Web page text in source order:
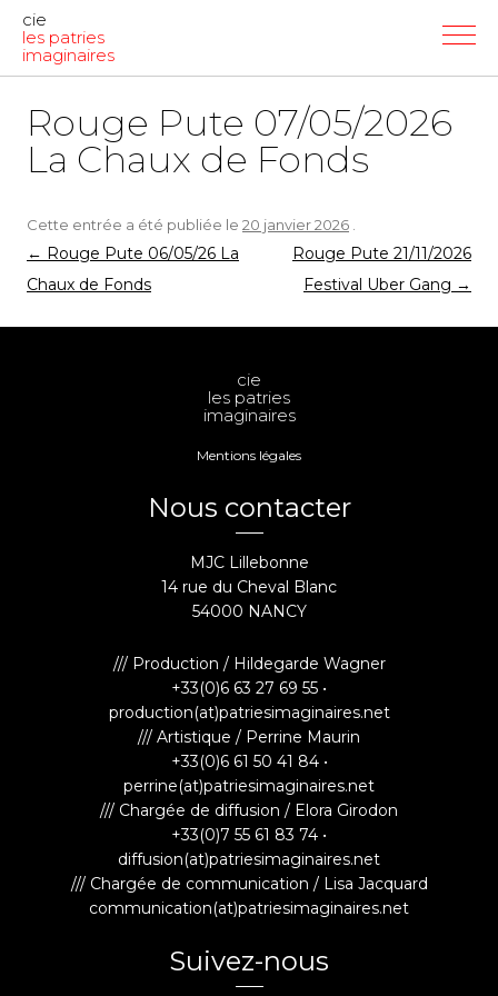
cie
les patries
imaginaires
Rouge Pute 07/05/2026
La Chaux de Fonds
Cette entrée a été publiée le 20 janvier 2026
Navigation
des
articles
← Rouge Pute 06/05/26 La
Chaux de Fonds
Rouge Pute 21/11/2026
Festival Uber Gang →
cie
les patries
imaginaires
Mentions légales
Nous contacter
MJC Lillebonne
14 rue du Cheval Blanc
54000 NANCY
/// Production / Hildegarde Wagner
+33(0)6 63 27 69 55 •
production(at)patriesimaginaires.net
/// Artistique / Perrine Maurin
+33(0)6 61 50 41 84 •
perrine(at)patriesimaginaires.net
/// Chargée de diffusion / Elora Girodon
+33(0)7 55 61 83 74 •
diffusion(at)patriesimaginaires.net
/// Chargée de communication / Lisa Jacquard
communication(at)patriesimaginaires.net
Suivez-nous